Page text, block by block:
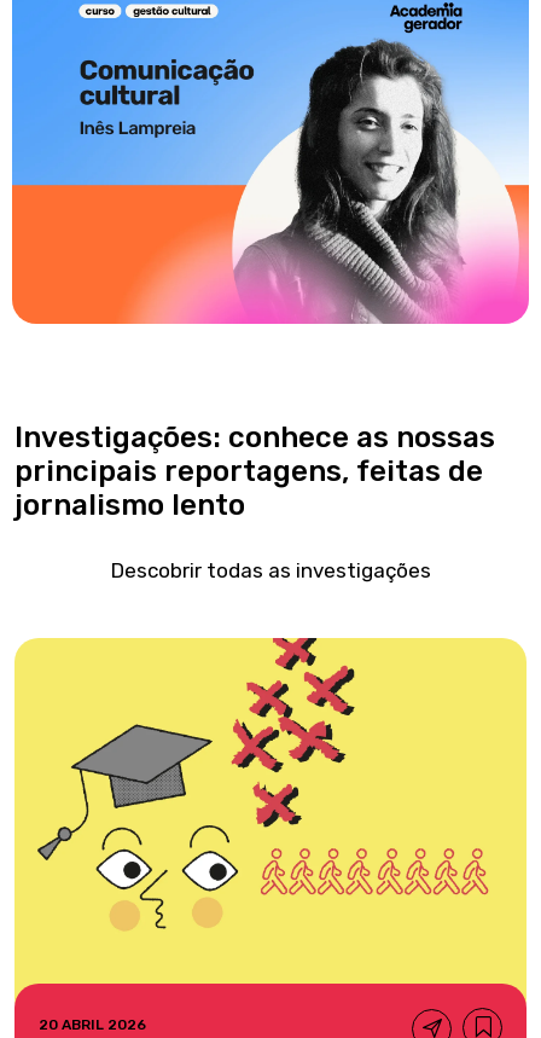
Investigações: conhece as nossas
principais reportagens, feitas de
jornalismo lento
Descobrir todas as investigações
20 ABRIL 2026